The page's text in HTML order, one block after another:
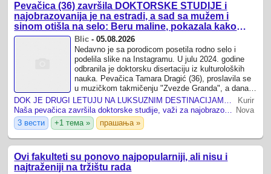
Pevačica (36) završila DOKTORSKE STUDIJE i
najobrazovanija je na estradi, a sad sa mužem i
sinom otišla na selo: Beru maline, pokazala kako
uživaju
Blic -05.08.2026
Nedavno je sa porodicom posetila rodno selo i
podelila slike na Instagramu. U julu 2024. godine
odbranila je doktorsku disertaciju iz kulturoloških
nauka. Pevačica Tamara Dragić (36), proslavila se
u muzičkom takmičenju "Zvezde Granda", a danas
važi za najobrazovaniju žena na ...
DOK JE DRUGI LETUJU NA LUKSUZNIM DESTINACIJAMA, ONA JE IZABRALA ZAVIČAJ: Najobrazovanija pevačica sa mužem i sinom uživa u berbi malina (FOTO)
Kurir
Naša pevačica završila doktorske studije, važi za najobrazovaniju na estradi, a sa mužem i sinom bere maline u selu (FOTO) Nova
3 вести
+1 тема » прашања »
Ovi fakulteti su ponovo najpopularniji, ali nisu i
najtraženiji na tržištu rada